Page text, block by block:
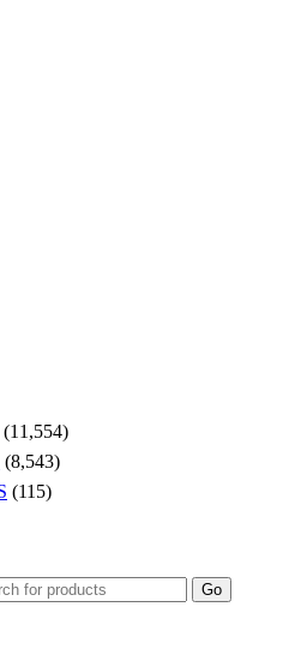
(11,554)
(8,543)
(115)
Go